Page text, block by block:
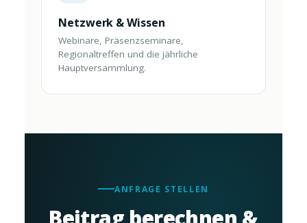
Netzwerk & Wissen
Webinare, Präsenzseminare,
Regionaltreffen und die jährliche
Hauptversammlung.
ANFRAGE STELLEN